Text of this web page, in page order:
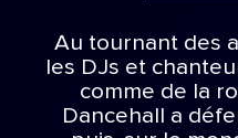
Au tournant des
les DJs et
comme de la
Dancehall a